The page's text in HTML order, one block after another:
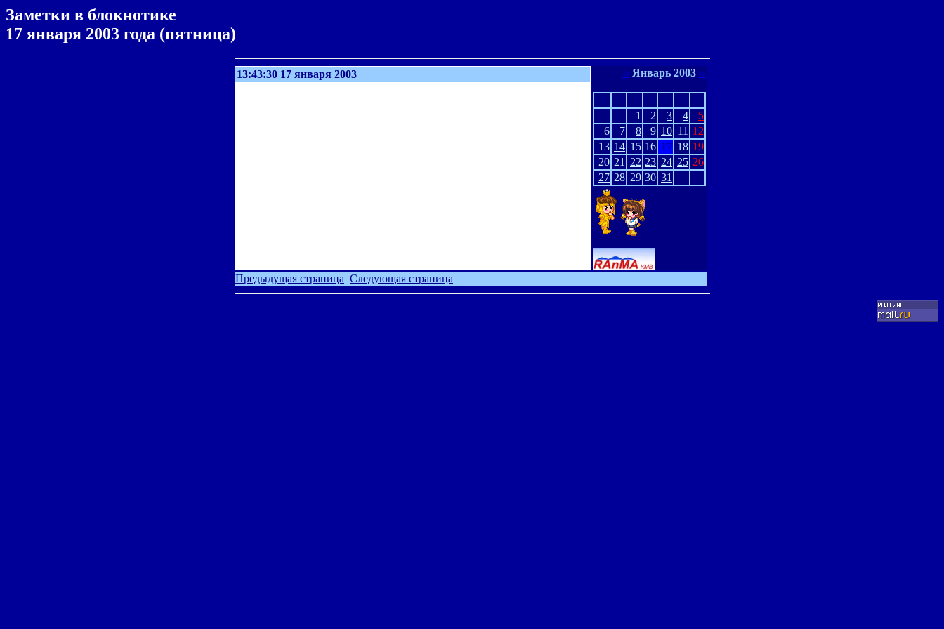
Заметки в блокнотике
17 января 2003 года (пятница)
13:43:30 17 января 2003 << Январь 2003 >>
1
2 3 4
5
6
7 8 9 10 11 12
13 14 15 16 17 18 19
20 21 22 23 24 25 26
27 28 29 30 31
Предыдущая страница Следующая страница